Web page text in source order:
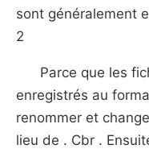
sont généralement
2
Parce que les
enregistrés au
renommer et
lieu de . Cbr .